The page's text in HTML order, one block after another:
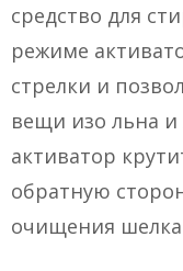
средство для
режиме
стрелки и
вещи изо льна
активатор
обратную
очищения